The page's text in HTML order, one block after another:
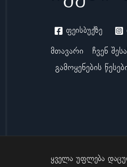
ფეისბუქზე
მთავარი ჩვენ
გამოყენების
ყველა უფლება